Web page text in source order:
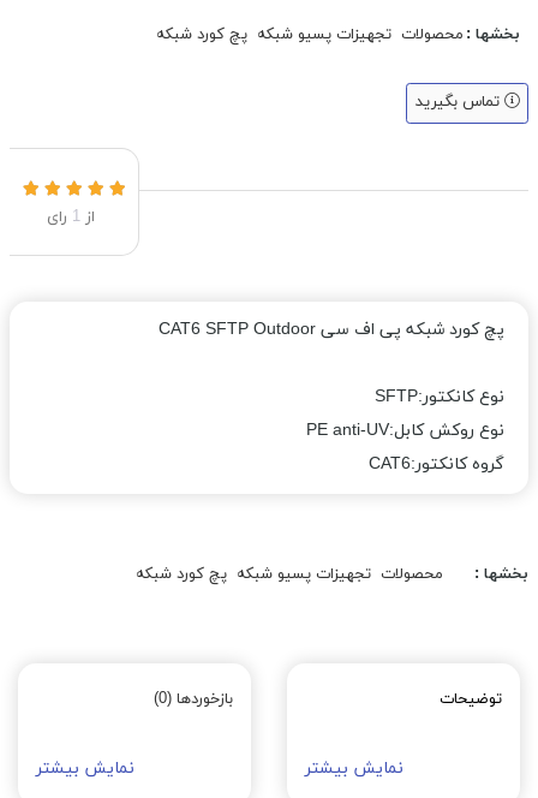
بخشها : محصولات تجهیزات پسیو شبکه پچ کورد شبکه
تماس بگیرید
از 1 رای
پچ کورد شبکه پی اف سی CAT6 SFTP Outdoor
نوع کانکتور:SFTP
نوع روکش کابل:PE anti-UV
گروه کانکتور:CAT6
بخشها : محصولات تجهیزات پسیو شبکه پچ کورد شبکه
توضیحات
نمایش بیشتر
بازخوردها (0)
نمایش بیشتر